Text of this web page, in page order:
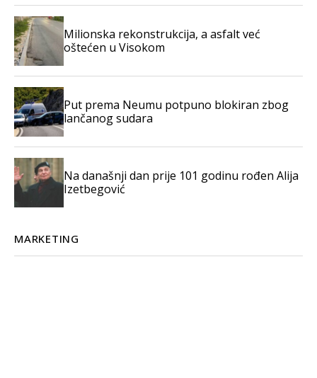
Milionska rekonstrukcija, a asfalt već
oštećen u Visokom
Put prema Neumu potpuno blokiran zbog
lančanog sudara
Na današnji dan prije 101 godinu rođen Alija
Izetbegović
MARKETING